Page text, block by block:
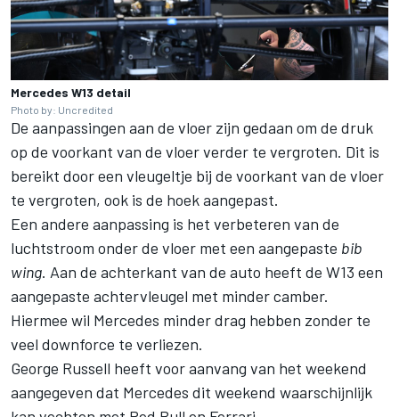
Mercedes W13 detail
Photo by: Uncredited
De aanpassingen aan de vloer zijn gedaan om de druk
op de voorkant van de vloer verder te vergroten. Dit is
bereikt door een vleugeltje bij de voorkant van de vloer
te vergroten, ook is de hoek aangepast.
Een andere aanpassing is het verbeteren van de
luchtstroom onder de vloer met een aangepaste bib
wing. Aan de achterkant van de auto heeft de W13 een
aangepaste achtervleugel met minder camber.
Hiermee wil Mercedes minder drag hebben zonder te
veel downforce te verliezen.
George Russell heeft voor aanvang van het weekend
aangegeven dat Mercedes dit weekend waarschijnlijk